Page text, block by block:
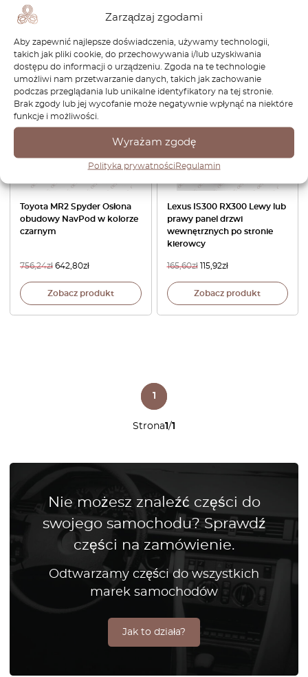
Zarządzaj zgodami
Aby zapewnić najlepsze doświadczenia, używamy technologii,
takich jak pliki cookie, do przechowywania i/lub uzyskiwania
dostępu do informacji o urządzeniu. Zgoda na te technologie
umożliwi nam przetwarzanie danych, takich jak zachowanie
podczas przeglądania lub unikalne identyfikatory na tej stronie.
Brak zgody lub jej wycofanie może negatywnie wpłynąć na niektóre
funkcje i możliwości.
Wyrażam zgodę
Polityka prywatnościRegulamin
695,52
Zobacz produkt
287,04
Zobacz produkt
-15%
Toyota MR2 Spyder Osłona
obudowy NavPod w kolorze
czarnym
756,24zł 642,80zł
Zobacz produkt
-30%
Lexus IS300 RX300 Lewy lub
prawy panel drzwi
wewnętrznych po stronie
kierowcy
165,60zł 115,92zł
Zobacz produkt
Strona1/1
1
Nie możesz znaleźć części do
swojego samochodu? Sprawdź
części na zamówienie.
Odtwarzamy części do wszystkich
marek samochodów
Jak to działa?